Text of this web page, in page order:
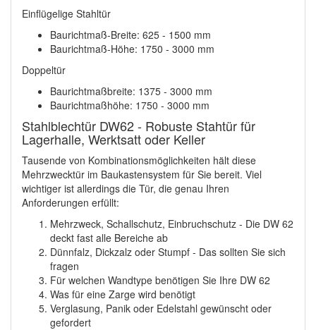
Einflügelige Stahltür
Baurichtmaß-Breite: 625 - 1500 mm
Baurichtmaß-Höhe: 1750 - 3000 mm
Doppeltür
Baurichtmaßbreite: 1375 - 3000 mm
Baurichtmaßhöhe: 1750 - 3000 mm
Stahlblechtür DW62 - Robuste Stahtür für
Lagerhalle, Werktsatt oder Keller
Tausende von Kombinationsmöglichkeiten hält diese
Mehrzwecktür im Baukastensystem für Sie bereit. Viel
wichtiger ist allerdings die Tür, die genau Ihren
Anforderungen erfüllt:
Mehrzweck, Schallschutz, Einbruchschutz - Die DW 62
deckt fast alle Bereiche ab
Dünnfalz, Dickzalz oder Stumpf - Das sollten Sie sich
fragen
Für welchen Wandtype benötigen Sie Ihre DW 62
Was für eine Zarge wird benötigt
Verglasung, Panik oder Edelstahl gewünscht oder
gefordert